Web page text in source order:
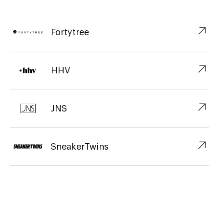
Fortytree ↗︎
HHV ↗︎
JNS ↗︎
SneakerTwins ↗︎